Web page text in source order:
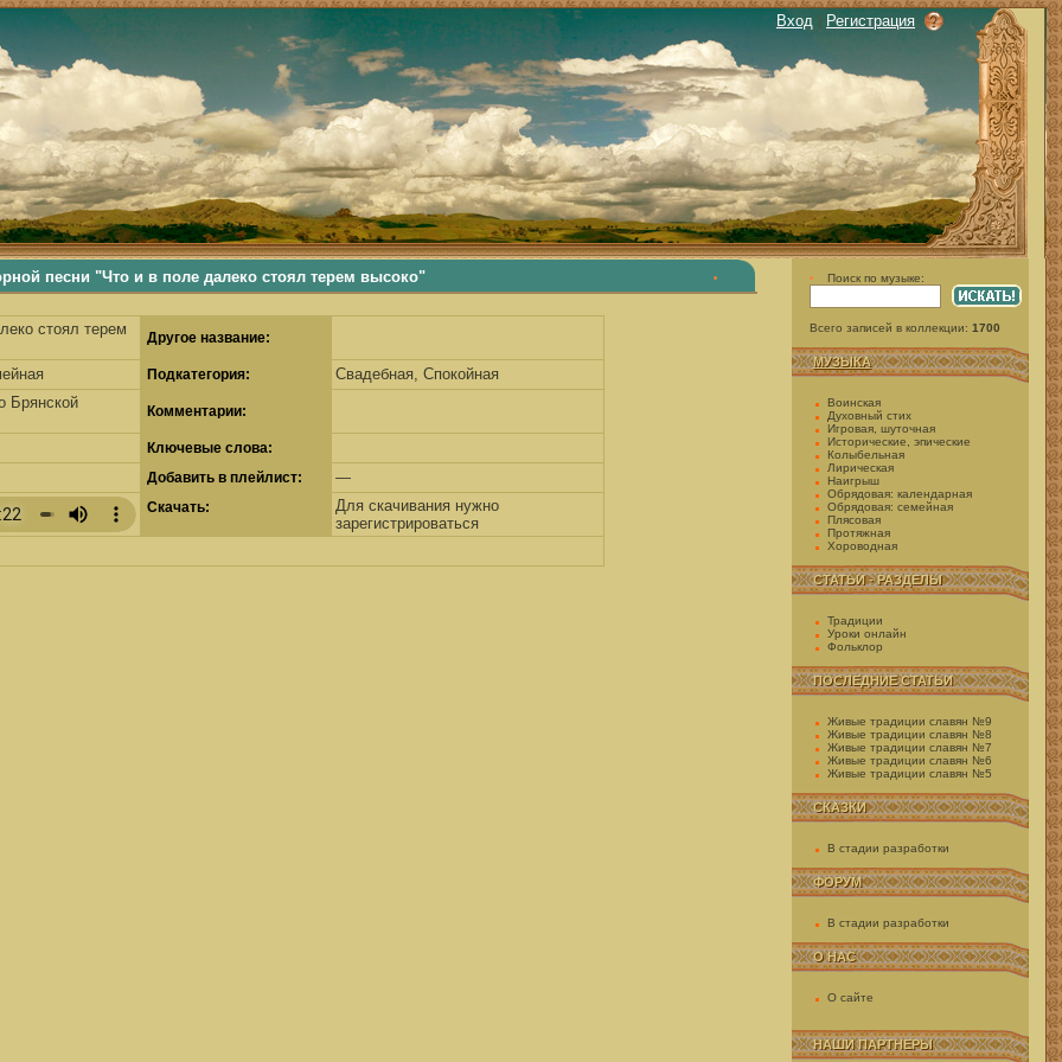
деревенские песни, русские песни, русские традиции, наши корни, русские самобытные традиции
Вход Регистрация
песни "Что и в поле далеко стоял терем высоко" •
стоял терем
Другое название:
Подкатегория: Свадебная, Спокойная
Брянской
Комментарии:
Ключевые слова:
Добавить в плейлист: —
Скачать:
Для скачивания нужно
зарегистрироваться
•Поиск по музыке:
Всего записей в коллекции: 1700
МУЗЫКА
Воинская
Духовный стих
Игровая, шуточная
Исторические, эпические
Колыбельная
Лирическая
Наигрыш
Обрядовая: календарная
Обрядовая: семейная
Плясовая
Протяжная
Хороводная
СТАТЬИ - РАЗДЕЛЫ
Традиции
Уроки онлайн
Фольклор
ПОСЛЕДНИЕ СТАТЬИ
Живые традиции славян №9
Живые традиции славян №8
Живые традиции славян №7
Живые традиции славян №6
Живые традиции славян №5
СКАЗКИ
В стадии разработки
ФОРУМ
В стадии разработки
О НАС
О сайте
НАШИ ПАРТНЕРЫ